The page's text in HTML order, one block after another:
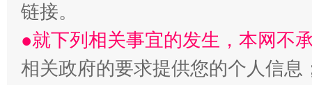
链接。
●就下列相关事宜的发生，本网不
相关政府的要求提供您的个人信息